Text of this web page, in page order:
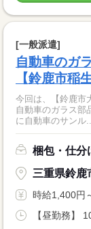
[一般派遣]
自動車のガ
【鈴鹿市稲
今回は、【鈴鹿市
自動車のガラス部
に自動車のサンル
梱包・仕分
三重県鈴鹿
時給1,400円
【昼勤務】